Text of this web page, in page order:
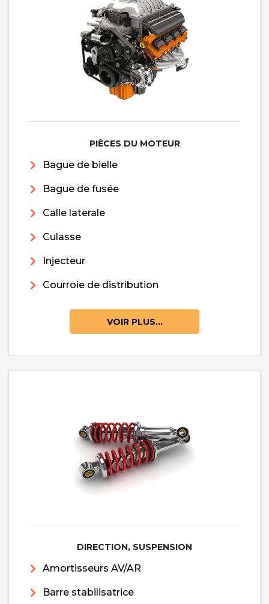
PIÈCES DU MOTEUR
Bague de bielle
Bague de fusée
Calle laterale
Culasse
Injecteur
Courroie de distribution
VOIR PLUS...
DIRECTION, SUSPENSION
Amortisseurs AV/AR
Barre stabilisatrice